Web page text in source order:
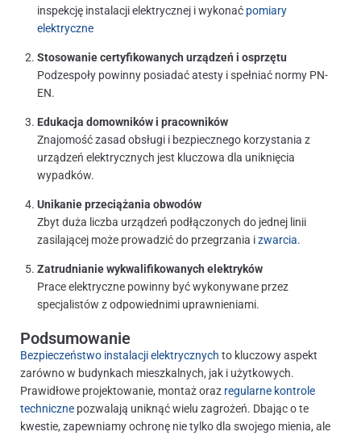
inspekcję instalacji elektrycznej i wykonać pomiary
elektryczne
Stosowanie certyfikowanych urządzeń i osprzętu
Podzespoły powinny posiadać atesty i spełniać normy PN-
EN.
Edukacja domowników i pracowników
Znajomość zasad obsługi i bezpiecznego korzystania z
urządzeń elektrycznych jest kluczowa dla uniknięcia
wypadków.
Unikanie przeciążania obwodów
Zbyt duża liczba urządzeń podłączonych do jednej linii
zasilającej może prowadzić do przegrzania izwarcia.
Zatrudnianie wykwalifikowanych elektryków
Prace elektryczne powinny być wykonywane przez
specjalistów z odpowiednimi uprawnieniami.
Podsumowanie
Bezpieczeństwo instalacji elektrycznych to kluczowy aspekt
zarówno w budynkach mieszkalnych, jak i użytkowych.
Prawidłowe projektowanie, montaż oraz regularne kontrole
techniczne pozwalają uniknąć wielu zagrożeń. Dbając o te
kwestie, zapewniamy ochronę nie tylko dla swojego mienia, ale